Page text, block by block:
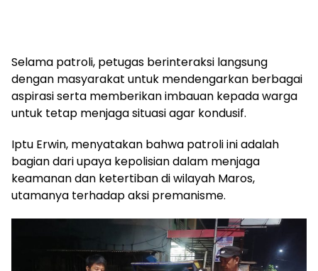
Selama patroli, petugas berinteraksi langsung
dengan masyarakat untuk mendengarkan berbagai
aspirasi serta memberikan imbauan kepada warga
untuk tetap menjaga situasi agar kondusif.
Iptu Erwin, menyatakan bahwa patroli ini adalah
bagian dari upaya kepolisian dalam menjaga
keamanan dan ketertiban di wilayah Maros,
utamanya terhadap aksi premanisme.